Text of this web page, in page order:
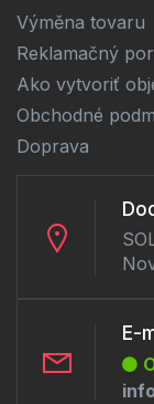
Výměna tovaru
Reklamačný
Ako vytvoriť
Obchodné
Doprava
E-